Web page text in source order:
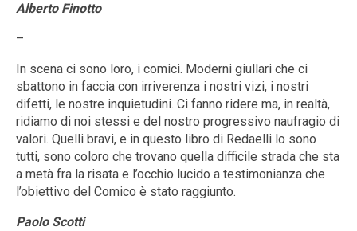
Alberto Finotto
–
In scena ci sono loro, i comici. Moderni giullari che ci
sbattono in faccia con irriverenza i nostri vizi, i nostri
difetti, le nostre inquietudini. Ci fanno ridere ma, in realtà,
ridiamo di noi stessi e del nostro progressivo naufragio di
valori. Quelli bravi, e in questo libro di Redaelli lo sono
tutti, sono coloro che trovano quella difficile strada che sta
a metà fra la risata e l’occhio lucido a testimonianza che
l’obiettivo del Comico è stato raggiunto.
Paolo Scotti